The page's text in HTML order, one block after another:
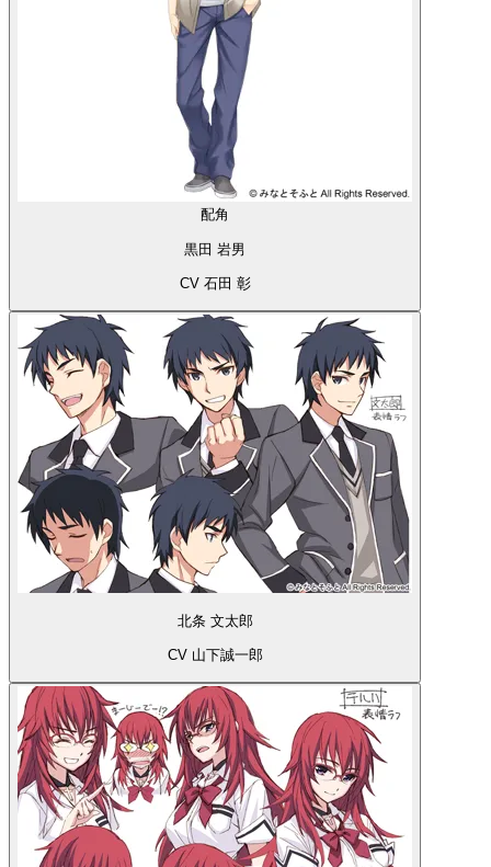
配角
黒田 岩男
CV 石田 彰
北条 文太郎
CV 山下誠一郎